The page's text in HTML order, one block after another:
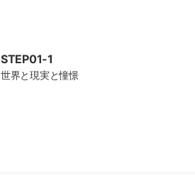
STEP01-1
世界と現実と憧憬